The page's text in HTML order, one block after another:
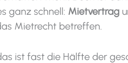
ganz schnell: Mietvertrag
Mietrecht betreffen.
ist fast die Hälfte der